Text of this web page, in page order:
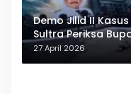
Demo Jilid II
Sultra Periksa
27 April 2026